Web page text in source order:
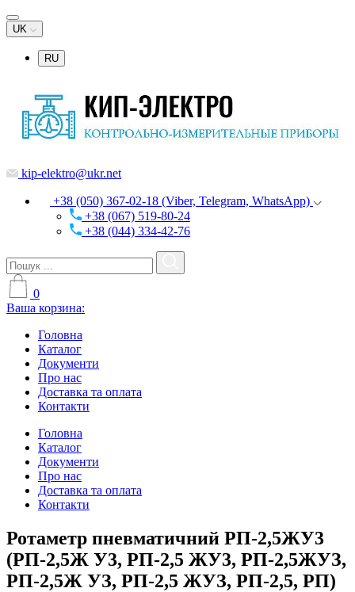
UK
RU
kip-elektro@ukr.net
+38 (050) 367-02-18 (Viber, Telegram, WhatsApp)
+38 (067) 519-80-24
+38 (044) 334-42-76
0
Ваша корзина:
Головна
Каталог
Документи
Про нас
Доставка та оплата
Контакти
Головна
Каталог
Документи
Про нас
Доставка та оплата
Контакти
Ротаметр пневматичний РП-2,5ЖУ3
(РП-2,5Ж У3, РП-2,5 ЖУ3, РП-2,5ЖУЗ,
РП-2,5Ж УЗ, РП-2,5 ЖУЗ, РП-2,5, РП)